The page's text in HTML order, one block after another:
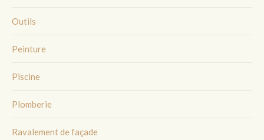
Outils
Peinture
Piscine
Plomberie
Ravalement de façade